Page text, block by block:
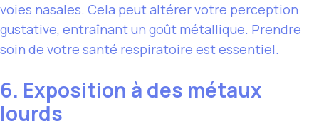
voies nasales. Cela peut altérer votre perception
gustative, entraînant un goût métallique. Prendre
soin de votre santé respiratoire est essentiel.
6. Exposition à des métaux
lourds